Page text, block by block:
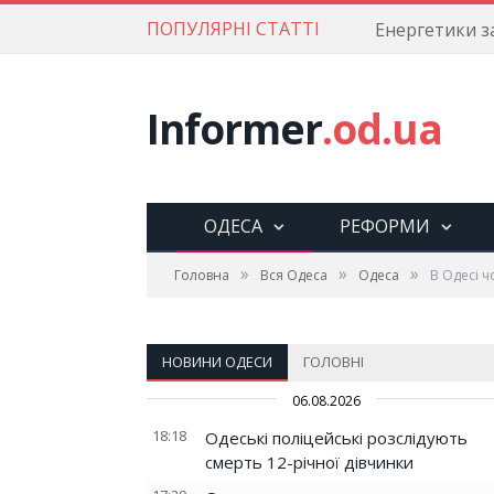
ПОПУЛЯРНІ СТАТТІ
Informer.od.ua
ОДЕСА РЕФОРМИ
Головна » Вся Одеса » Одеса » В Одесі
НОВИНИ ОДЕСИ ГОЛОВНІ
06.08.2026
18:18
Одеські поліцейські розслідують
смерть 12-річної дівчинки